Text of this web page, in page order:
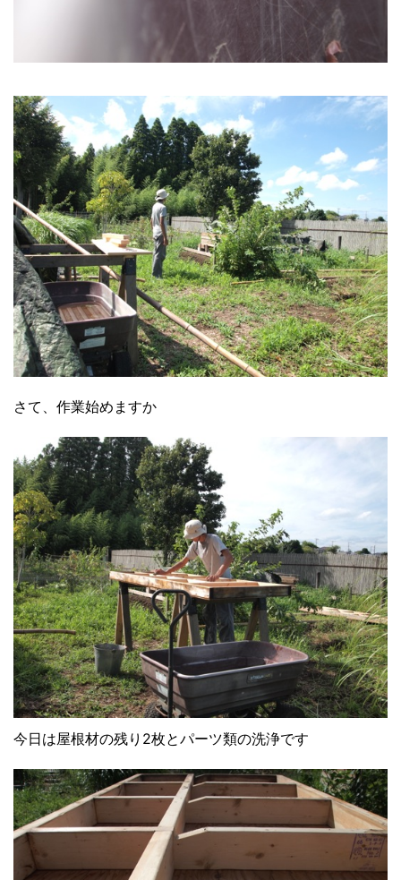
さて、作業始めますか
今日は屋根材の残り2枚とパーツ類の洗浄です